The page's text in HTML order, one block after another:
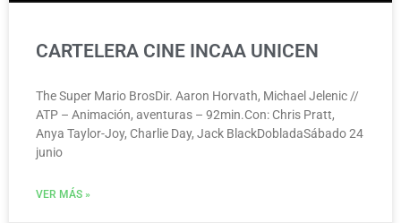
CARTELERA CINE INCAA UNICEN
The Super Mario BrosDir. Aaron Horvath, Michael Jelenic //
ATP – Animación, aventuras – 92min.Con: Chris Pratt,
Anya Taylor-Joy, Charlie Day, Jack BlackDobladaSábado 24
junio
VER MÁS »